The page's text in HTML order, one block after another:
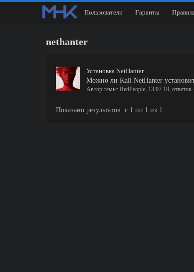
nethanter
Установка NetHanter
Можно ли Kali NetHanter
Автор темы: RedPeople, 13.07.18, ответов
Показано результатов: с 1 по 1 из 1.
Пользователи Гаранты